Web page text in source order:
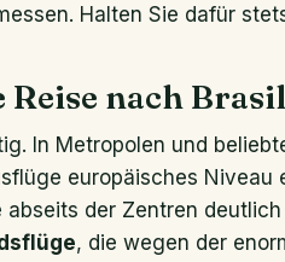
Halten Sie dafür
Reise nach
In Metropolen und
europäisches
abseits der Zentren
, die wegen der